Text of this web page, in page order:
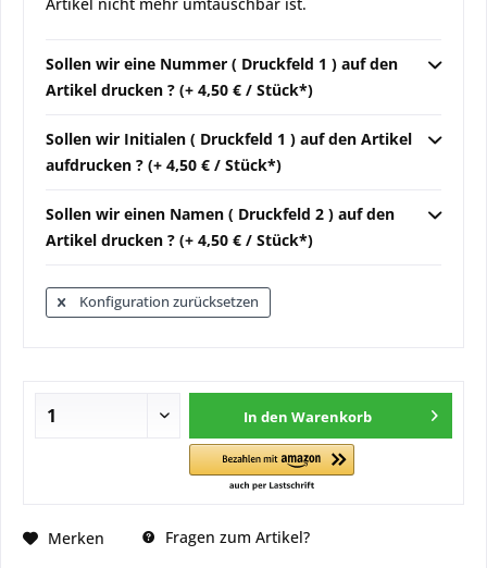
Sollen wir eine Nummer ( Druckfeld 1 ) auf den
Artikel drucken ? (+ 4,50 € / Stück*)
Sollen wir Initialen ( Druckfeld 1 ) auf den Artikel
aufdrucken ? (+ 4,50 € / Stück*)
Sollen wir einen Namen ( Druckfeld 2 ) auf den
Artikel drucken ? (+ 4,50 € / Stück*)
Konfiguration zurücksetzen
In den Warenkorb
Merken Fragen zum Artikel?